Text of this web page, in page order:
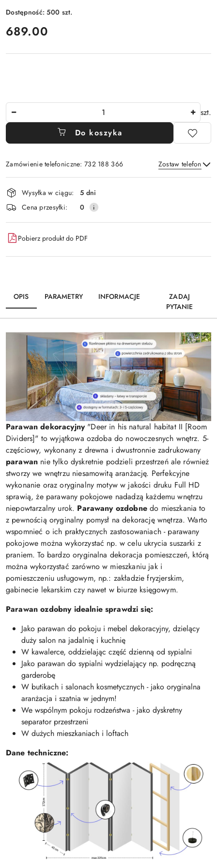
Dostępność:500 szt.
cena:
689.00
szt.
Do koszyka
Zamówienie telefoniczne: 732 188 366 Zostaw telefon
Wyślij
Dostępność
i
dostawa
Wysyłka w ciągu:
5 dni
Cena przesyłki:
0
Pobierz produkt do PDF
OPIS PARAMETRY INFORMACJE
ZADAJ
PYTANIE
Parawan dekoracyjny"Deer in his natural habitat II [Room
Dividers]" to wyjątkowa ozdoba do nowoczesnych wnętrz. 5-
częściowy, wykonany z drewna i dwustronnie zadrukowany
parawan nie tylko dyskretnie podzieli przestrzeń ale również
stworzy we wnętrzu niesamowitą aranżację. Perfekcyjne
wykonanie oraz oryginalny motyw w jakości druku Full HD
sprawią, że parawany pokojowe nadadzą każdemu wnętrzu
niepowtarzalny urok. Parawany ozdobnedo mieszkania to
z pewnością oryginalny pomysł na dekorację wnętrza. Warto
wspomnieć o ich praktycznych zastosowaniach - parawany
pokojowe można wykorzystać np. w celu ukrycia suszarki z
praniem. To bardzo oryginalna dekoracja pomieszczeń, którą
można wykorzystać zarówno w mieszkaniu jak i
pomieszczeniu usługowym, np.: zakładzie fryzjerskim,
gabinecie lekarskim czy nawet w biurze księgowym.
Parawan ozdobny idealnie sprawdzi się:
Jako parawan do pokoju i mebel dekoracyjny, dzielący
duży salon na jadalnię i kuchnię
W kawalerce, oddzielając część dzienną od sypialni
Jako parawan do sypialni wydzielający np. podręczną
garderobę
W butikach i salonach kosmetycznych - jako oryginalna
aranżacja i szatnia w jednym!
We wspólnym pokoju rodzeństwa - jako dyskretny
separator przestrzeni
W dużych mieszkaniach i loftach
Dane techniczne: